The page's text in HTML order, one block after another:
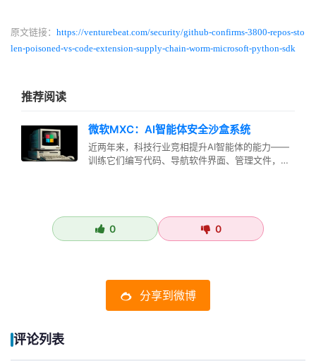
原文链接： https://venturebeat.com/security/github-confirms-3800-repos-sto
len-poisoned-vs-code-extension-supply-chain-worm-microsoft-python-sdk
推荐阅读
微软MXC：AI智能体安全沙盒系统
近两年来，科技行业竞相提升AI智能体的能力——
训练它们编写代码、导航软件界面、管理文件，并
0 0
分享到微博
评论列表